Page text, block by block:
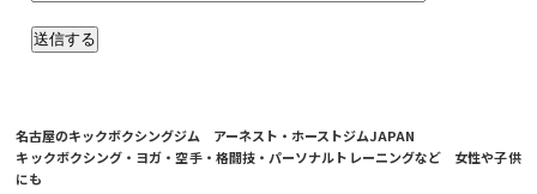
名古屋のキックボクシングジム アーネスト・ホーストジムJAPAN
キックボクシング・ヨガ・空手・格闘技・パーソナルトレーニングなど 女性や子供
にも